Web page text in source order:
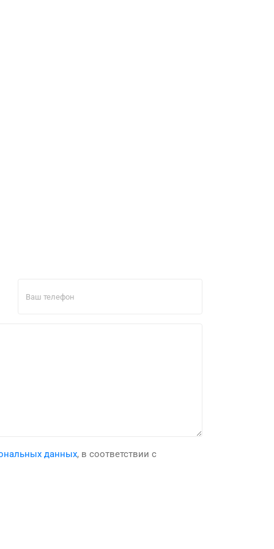
данных, в соответствии с